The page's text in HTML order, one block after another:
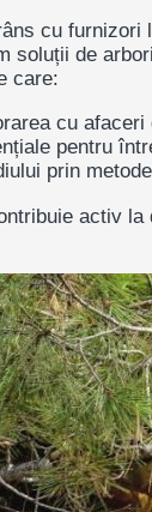
cufurnizori
soluții de
care:
cu afaceri
pentru
prin
activ la